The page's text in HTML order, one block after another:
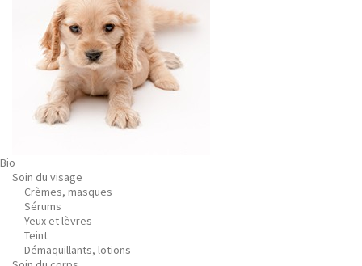
Bio
Soin du visage
Crèmes, masques
Sérums
Yeux et lèvres
Teint
Démaquillants, lotions